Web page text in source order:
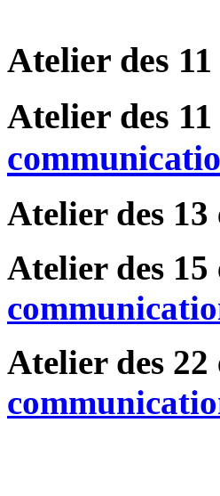
Atelier des
Atelier des
Atelier des
Atelier des 15
Atelier des